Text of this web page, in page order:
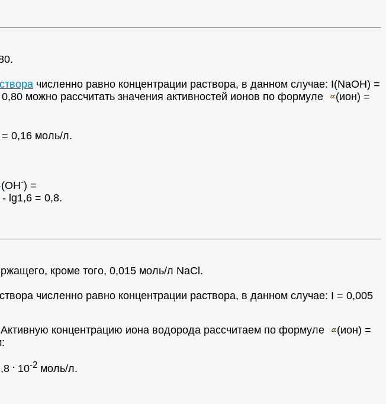
численно равно концентрации раствора, в данном случае: I(NaOH) =
можно рассчитать значения активностей ионов по формуле
(ион) =
0,16 моль/л.
(OH-) =
lg1,6 = 0,8.
кроме того, 0,015 моль/л NаСl.
численно равно концентрации раствора, в данном случае: I = 0,005
концентрацию иона водорода рассчитаем по формуле
(ион) =
.10-2моль/л.